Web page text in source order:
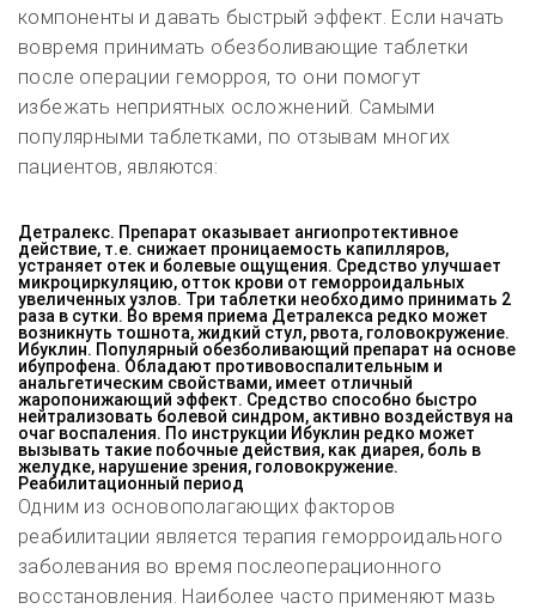
компоненты и давать быстрый эффект. Если начать
вовремя принимать обезболивающие таблетки
после операции геморроя, то они помогут
избежать неприятных осложнений. Самыми
популярными таблетками, по отзывам многих
пациентов, являются:
Детралекс. Препарат оказывает ангиопротективное
действие, т.е. снижает проницаемость капилляров,
устраняет отек и болевые ощущения. Средство улучшает
микроциркуляцию, отток крови от геморроидальных
увеличенных узлов. Три таблетки необходимо принимать 2
раза в сутки. Во время приема Детралекса редко может
возникнуть тошнота, жидкий стул, рвота, головокружение.
Ибуклин. Популярный обезболивающий препарат на основе
ибупрофена. Обладают противовоспалительным и
анальгетическим свойствами, имеет отличный
жаропонижающий эффект. Средство способно быстро
нейтрализовать болевой синдром, активно воздействуя на
очаг воспаления. По инструкции Ибуклин редко может
вызывать такие побочные действия, как диарея, боль в
желудке, нарушение зрения, головокружение.
Реабилитационный период
Одним из основополагающих факторов
реабилитации является терапия геморроидального
заболевания во время послеоперационного
восстановления. Наиболее часто применяют мазь